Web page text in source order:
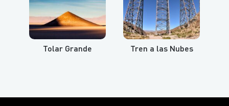
Tolar Grande Tren a las Nubes